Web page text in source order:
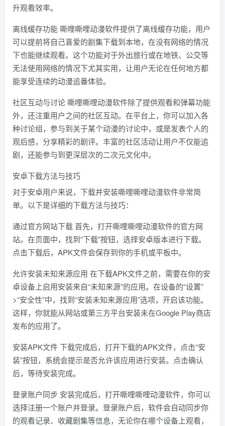
升观看效率。
离线缓存功能 嘶哩嘶哩动漫软件提供了离线缓存功能，用户
可以提前将自己喜爱的剧集下载到本地，在没有网络的情况
下也能继续观看。这个功能对于外出旅行或在地铁、公交等
无法使用网络的情况下尤其实用，让用户无论在任何地方都
能享受连续的动漫追番体验。
社区互动与讨论 嘶哩嘶哩动漫软件除了提供观看和弹幕功能
外，还注重用户之间的社区互动。在平台上，你可以加入各
种讨论组，参与到关于某个动漫的讨论中，或是发表个人的
观后感，分享精彩的剧评。丰富的社区活动让用户不仅能追
剧，还能参与到更深层次的二次元文化中。
安卓下载方法与技巧
对于安卓用户来说，下载并安装嘶哩嘶哩动漫软件非常简
单。以下是详细的下载方法与技巧：
通过官方网站下载 首先，打开嘶哩嘶哩动漫软件的官方网
站。在页面中，找到“下载”按钮，选择安卓版本进行下载。
点击下载后，APK文件会保存到你的手机或平板中。
允许安装未知来源应用 在下载APK文件之前，需要在你的安
卓设备上启用安装来自“未知来源”的应用。在设备的“设置”
>“安全性”中，找到“安装未知来源应用”选项，开启该功能。
这样，你就能从网站或第三方平台安装未在Google Play商店
发布的应用了。
安装APK文件 下载完成后，打开下载的APK文件，点击“安
装”按钮，系统会提示是否允许该应用进行安装。点击确认
后，等待安装完成。
登录账户同步 安装完成后，打开嘶哩嘶哩动漫软件，你可以
选择注册一个账户并登录。登录账户后，软件会自动同步你
的观看记录、收藏剧集等信息，无论你在哪个设备上观看，